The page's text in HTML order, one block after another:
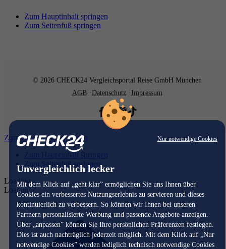
Nur notwendige Cookies
Unvergleichlich lecker
Mit dem Klick auf „geht klar” ermöglichen Sie uns Ihnen über
Cookies ein verbessertes Nutzungserlebnis zu servieren und dieses
kontinuierlich zu verbessern. So können wir Ihnen bei unseren
Partnern personalisierte Werbung und passende Angebote anzeigen.
Über „anpassen” können Sie Ihre persönlichen Präferenzen festlegen.
Dies ist auch nachträglich jederzeit möglich. Mit dem Klick auf „Nur
notwendige Cookies” werden lediglich technisch notwendige Cookies
Zum Hauptinhalt springen
Zum Seitenfuß springen
© 2026 CHECK24 Vergleichsportal Reise GmbH München
AGB
Datenschutz Impressum
Zum Hauptinhalt springen
Zum Hauptinhalt springen
Zum Seitenfuß springen
Loading...
Loading...